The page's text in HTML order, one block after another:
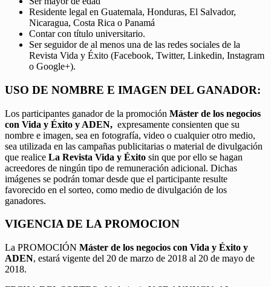
Residente legal en Guatemala, Honduras, El Salvador,
Nicaragua, Costa Rica o Panamá
Contar con título universitario.
Ser seguidor de al menos una de las redes sociales de la
Revista Vida y Éxito (Facebook, Twitter, Linkedin, Instagram
o Google+).
USO DE NOMBRE E IMAGEN DEL GANADOR:
Los participantes ganador de la promoción Máster de los negocios
con Vida y Éxito y ADEN, expresamente consienten que su
nombre e imagen, sea en fotografía, video o cualquier otro medio,
sea utilizada en las campañas publicitarias o material de divulgación
que realice La Revista Vida y Éxito sin que por ello se hagan
acreedores de ningún tipo de remuneración adicional. Dichas
imágenes se podrán tomar desde que el participante resulte
favorecido en el sorteo, como medio de divulgación de los
ganadores.
VIGENCIA DE LA PROMOCION
La PROMOCIÓN Máster de los negocios con Vida y Éxito y
ADEN, estará vigente del 20 de marzo de 2018 al 20 de mayo de
2018.